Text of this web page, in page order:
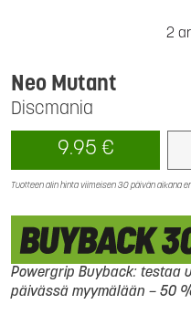
2
Discmania
Neo Mutant
9.95 €
Tuotteen alin hinta viimeisen 30 päivän aikana
Powergrip Buyback: testaa
päivässä myymälään – 50